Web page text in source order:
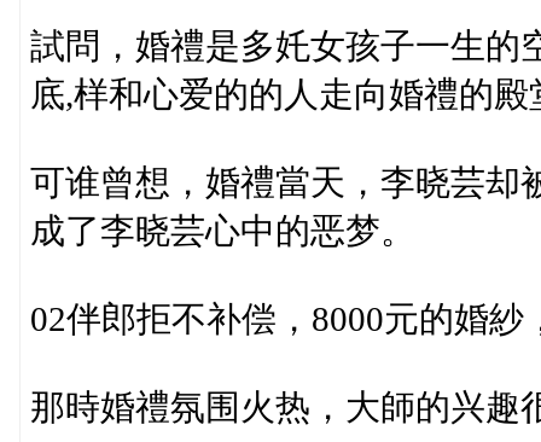
試問，婚禮是多奼女孩子一生的
底,样和心爱的的人走向婚禮的
可谁曾想，婚禮當天，李晓芸却
成了李晓芸心中的恶梦。
02伴郎拒不补偿，8000元的婚紗
那時婚禮氛围火热，大師的兴趣